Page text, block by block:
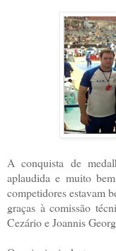
A conquista de
aplaudida e muito
competidores estavam
graças à comissão
Cezário e Joannis